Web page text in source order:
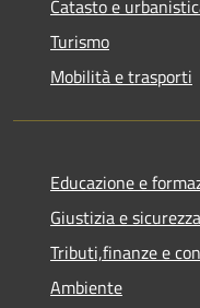
Catasto e
Turismo
Mobilità e trasporti
Educazione e
Giustizia e
Tributi,finanze e
Ambiente